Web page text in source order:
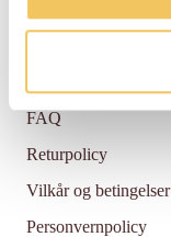
FAQ
Returpolicy
Vilkår og betingelser
Personvernpolicy